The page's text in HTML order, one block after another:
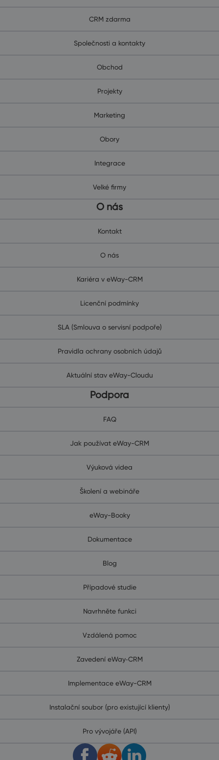
CRM zdarma
Společnosti a kontakty
Obchod
Projekty
Marketing
Obory
Integrace
Velké firmy
O nás
Kontakt
O nás
Kariéra v eWay-CRM
Licenční podmínky
SLA (Smlouva o servisní podpoře)
Pravidla ochrany osobních údajů
Aktuální stav eWay-Cloudu
Podpora
FAQ
Jak používat eWay-CRM
Výuková videa
Školení a webináře
eWay-Booky
Dokumentace
Blog
Případové studie
Navrhněte funkci
Vzdálená pomoc
Zavedení eWay‑CRM
Implementace eWay-CRM
Instalační soubor (pro existující klienty)
Pro vývojáře (API)